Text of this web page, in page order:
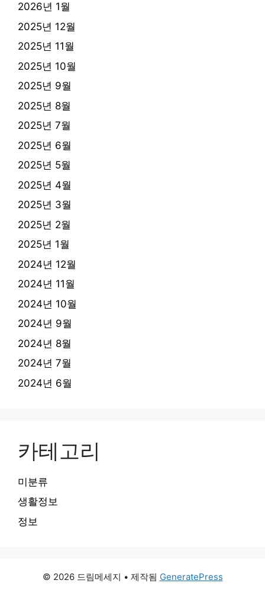
2026년 1월
2025년 12월
2025년 11월
2025년 10월
2025년 9월
2025년 8월
2025년 7월
2025년 6월
2025년 5월
2025년 4월
2025년 3월
2025년 2월
2025년 1월
2024년 12월
2024년 11월
2024년 10월
2024년 9월
2024년 8월
2024년 7월
2024년 6월
카테고리
미분류
생활정보
정보
© 2026 드림메세지 • 제작됨 GeneratePress